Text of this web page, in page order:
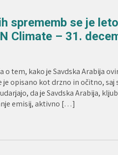
sprememb se je
Climate – 31.
tem, kako je Savdska Arabija
opisano kot drzno in očitno,
da je Savdska Arabija,
emisij, aktivno […]